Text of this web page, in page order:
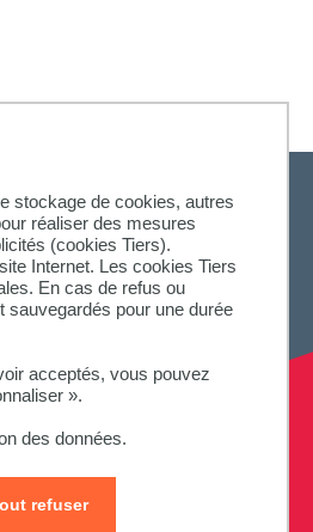
stockage de cookies, autres
réaliser des mesures
(cookies Tiers).
Internet. Les cookies Tiers
En cas de refus ou
pour une durée
acceptés, vous pouvez
».
des données.
refuser